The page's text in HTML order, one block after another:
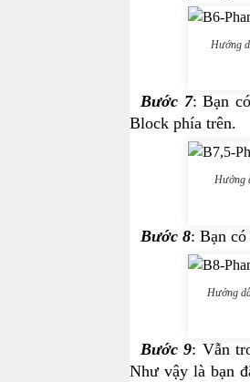
Hướng
Bước 7: Bạn
Block phía trên.
Hướng
Bước 8: Bạn
Hướng
Bước 9: Vẫn
Như vậy là bạn